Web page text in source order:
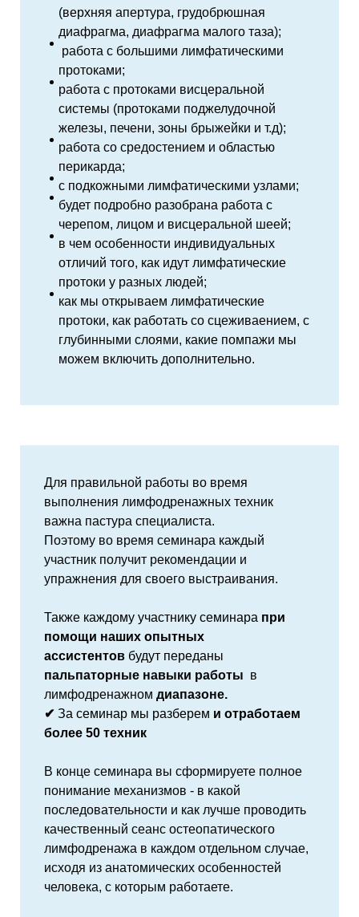
(верхняя апертура, грудобрюшная
диафрагма, диафрагма малого таза);
работа с большими лимфатическими
протоками;
работа с протоками висцеральной
системы (протоками поджелудочной
железы, печени, зоны брыжейки и т.д);
работа со средостением и областью
перикарда;
с подкожными лимфатическими узлами;
будет подробно разобрана работа с
черепом, лицом и висцеральной шеей;
в чем особенности индивидуальных
отличий того, как идут лимфатические
протоки у разных людей;
как мы открываем лимфатические
протоки, как работать со сцеживаением, с
глубинными слоями, какие помпажи мы
можем включить дополнительно.
Для правильной работы во время
выполнения лимфодренажных техник
важна пастура специалиста.
Поэтому во время семинара каждый
участник получит рекомендации и
упражнения для своего выстраивания.
Также каждому участнику семинара при
помощи наших опытных
ассистентов будут переданы
пальпаторные навыки работы в
лимфодренажном диапазоне.
✔ За семинар мы разберем и отработаем
более 50 техник
В конце семинара вы сформируете полное
понимание механизмов - в какой
последовательности и как лучше проводить
качественный сеанс остеопатического
лимфодренажа в каждом отдельном случае,
исходя из анатомических особенностей
человека, с которым работаете.